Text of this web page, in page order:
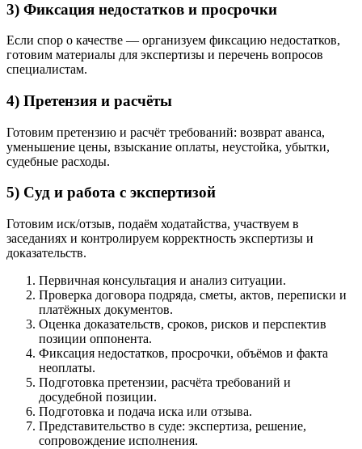
3) Фиксация недостатков и просрочки
Если спор о качестве — организуем фиксацию недостатков,
готовим материалы для экспертизы и перечень вопросов
специалистам.
4) Претензия и расчёты
Готовим претензию и расчёт требований: возврат аванса,
уменьшение цены, взыскание оплаты, неустойка, убытки,
судебные расходы.
5) Суд и работа с экспертизой
Готовим иск/отзыв, подаём ходатайства, участвуем в
заседаниях и контролируем корректность экспертизы и
доказательств.
Первичная консультация и анализ ситуации.
Проверка договора подряда, сметы, актов, переписки и
платёжных документов.
Оценка доказательств, сроков, рисков и перспектив
позиции оппонента.
Фиксация недостатков, просрочки, объёмов и факта
неоплаты.
Подготовка претензии, расчёта требований и
досудебной позиции.
Подготовка и подача иска или отзыва.
Представительство в суде: экспертиза, решение,
сопровождение исполнения.